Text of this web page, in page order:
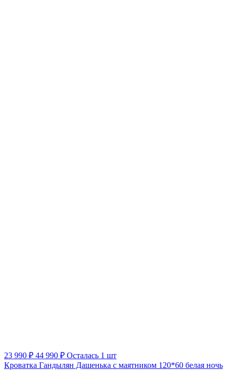
23 990 ₽ 44 990 ₽ Осталась 1 шт
Кроватка Гандылян Дашенька с маятником 120*60 белая ночь